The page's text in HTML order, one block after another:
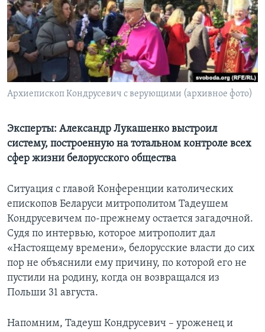
Learning English
СОЦИАЛЬНЫЕ СЕТИ
Архиепископ Кондрусевич с верующими (архивное фото)
Эксперты: Александр Лукашенко выстроил
систему, построенную на тотальном контроле всех
сфер жизни белорусского общества
Ситуация с главой Конференции католических
епископов Беларуси митрополитом Тадеушем
Кондрусевичем по-прежнему остается загадочной.
Судя по интервью, которое митрополит дал
«Настоящему времени», белорусские власти до сих
пор не объяснили ему причину, по которой его не
пустили на родину, когда он возвращался из
Польши 31 августа.
Напомним, Тадеуш Кондрусевич – уроженец и